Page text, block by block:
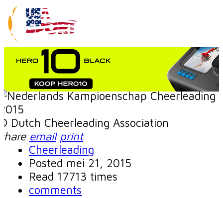
Dutch Cheerleading Association
email print
Cheerleading
Posted mei 21, 2015
Read 17713 times
comments